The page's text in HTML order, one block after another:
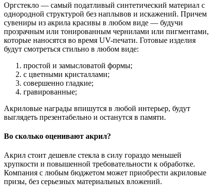
Оргстекло — самый податливый синтетический материал с
однородной структурой без наплывов и искажений. Причем
сувениры из акрила красивы в любом виде — будучи
прозрачным или тонированным чернилами или пигментами,
которые наносятся во время UV-печати. Готовые изделия
будут смотреться стильно в любом виде:
простой и замысловатой формы;
с цветными кристаллами;
совершенно гладкие;
гравированные;
Акриловые награды впишутся в любой интерьер, будут
выглядеть презентабельно и останутся в памяти.
Во сколько оценивают акрил?
Акрил стоит дешевле стекла в силу гораздо меньшей
хрупкости и повышенной требовательности к обработке.
Компания с любым бюджетом может приобрести акриловые
призы, без серьезных материальных вложений.